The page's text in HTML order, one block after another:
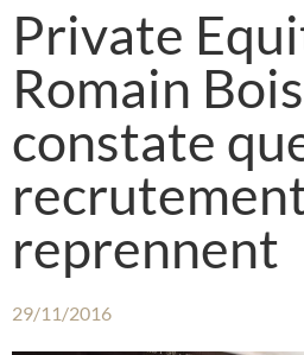
Private
Romain
constate
reprennent
29/11/2016